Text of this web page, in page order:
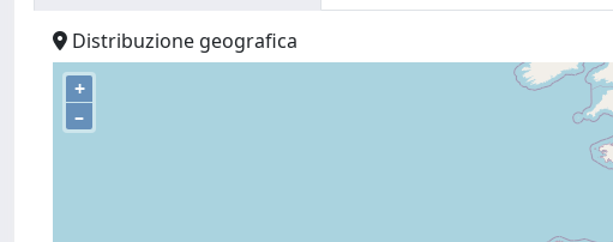
Distribuzione geografica
+
–